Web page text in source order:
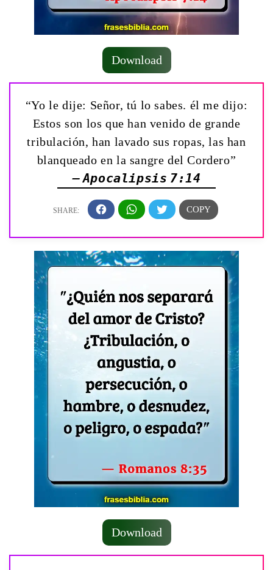
Download
“Yo le dije: Señor, tú lo sabes. él me dijo:
Estos son los que han venido de grande
tribulación, han lavado sus ropas, las han
blanqueado en la sangre del Cordero”
— Apocalipsis 7:14
Download